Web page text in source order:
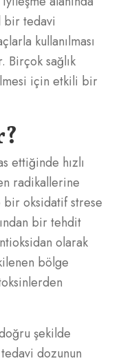
bir tedavi
kullanılması
Birçok sağlık
için etkili bir
ettiğinde hızlı
radikallerine
bir oksidatif strese
bir tehdit
olarak
bölge
şekilde
dozunun